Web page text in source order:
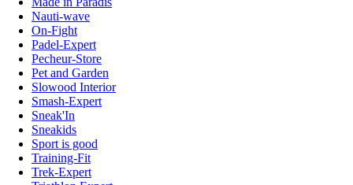
Nauti-wave
On-Fight
Padel-Expert
Pecheur-Store
Pet and Garden
Slowood Interior
Smash-Expert
Sneak'In
Sneakids
Sport is good
Training-Fit
Trek-Expert